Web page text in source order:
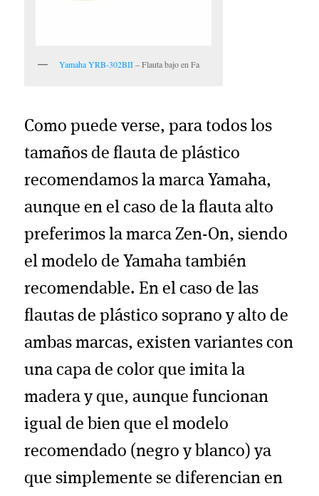
Yamaha YRB-302BII– Flauta bajo en Fa
Como puede verse, para todos los
tamaños de flauta de plástico
recomendamos la marca Yamaha,
aunque en el caso de la flauta alto
preferimos la marca Zen-On, siendo
el modelo de Yamaha también
recomendable. En el caso de las
flautas de plástico soprano y alto de
ambas marcas, existen variantes con
una capa de color que imita la
madera y que, aunque funcionan
igual de bien que el modelo
recomendado (negro y blanco) ya
que simplemente se diferencian en